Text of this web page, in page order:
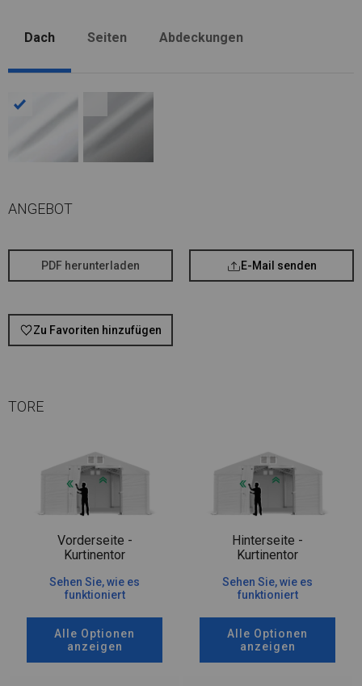
Dach Seiten Abdeckungen
ANGEBOT
PDF herunterladen E-Mail senden
Zu Favoriten hinzufügen
TORE
Vorderseite -
Kurtinentor
Sehen Sie, wie es
funktioniert
Alle Optionen
anzeigen
Hinterseite -
Kurtinentor
Sehen Sie, wie es
funktioniert
Alle Optionen
anzeigen